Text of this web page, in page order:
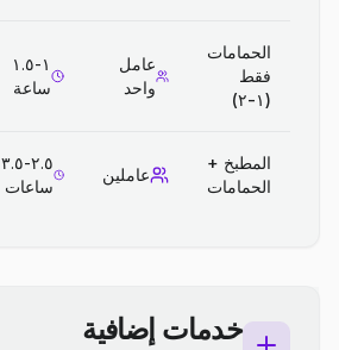
الحمامات
فقط
(١-٢)
عامل
واحد
١-١.٥
ساعة
المطبخ +
الحمامات
عاملين
٢.٥-٣.٥
ساعات
خدمات إضافية